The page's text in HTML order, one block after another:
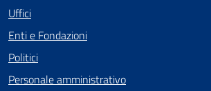
Uffici
Enti e Fondazioni
Politici
Personale amministrativo